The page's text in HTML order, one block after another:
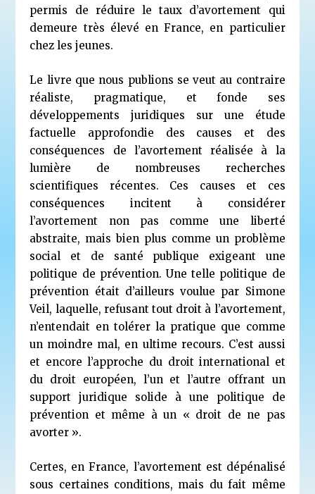
permis de réduire le taux d’avortement qui
demeure très élevé en France, en particulier
chez les jeunes.
Le livre que nous publions se veut au contraire
réaliste, pragmatique, et fonde ses
développements juridiques sur une étude
factuelle approfondie des causes et des
conséquences de l’avortement réalisée à la
lumière de nombreuses recherches
scientifiques récentes. Ces causes et ces
conséquences incitent à considérer
l’avortement non pas comme une liberté
abstraite, mais bien plus comme un problème
social et de santé publique exigeant une
politique de prévention. Une telle politique de
prévention était d’ailleurs voulue par Simone
Veil, laquelle, refusant tout droit à l’avortement,
n’entendait en tolérer la pratique que comme
un moindre mal, en ultime recours. C’est aussi
et encore l’approche du droit international et
du droit européen, l’un et l’autre offrant un
support juridique solide à une politique de
prévention et même à un « droit de ne pas
avorter ».
Certes, en France, l’avortement est dépénalisé
sous certaines conditions, mais du fait même